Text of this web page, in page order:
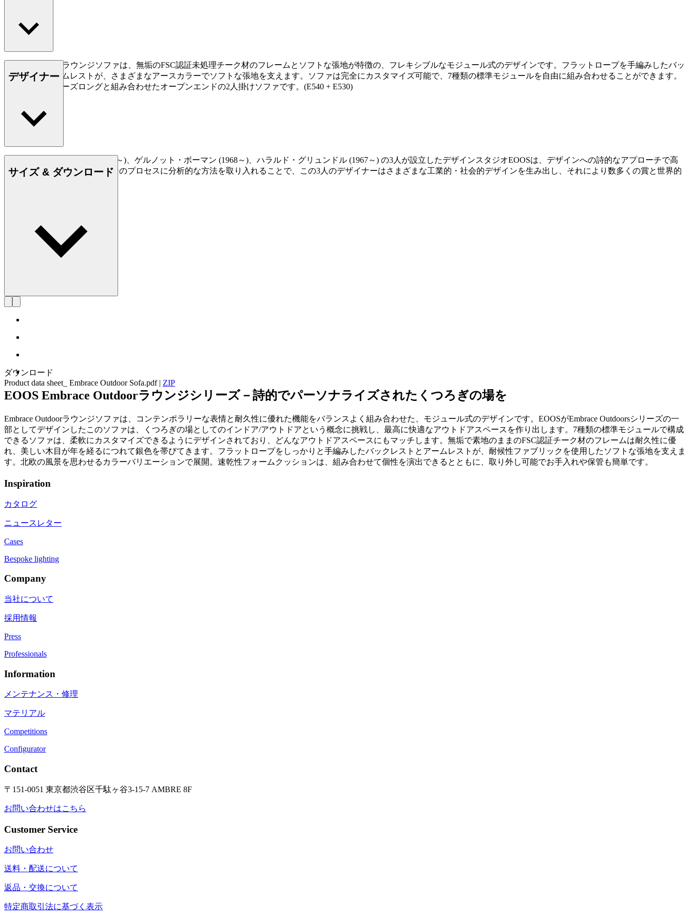
Embrace Outdoorラウンジソファは、無垢のFSC認証未処理チーク材のフレームとソフトな張地が特徴の、フレキシブルなモジュール式のデザインです。フラットロープを手編みしたバッ
クレストとアームレストが、さまざまなアースカラーでソフトな張地を支えます。ソファは完全にカスタマイズ可能で、7種類の標準モジュールを自由に組み合わせることができます。
こちらは、シェーズロングと組み合わせたオープンエンドの2人掛けソファです。(E540 + E530)
デザイナー
マーティン・ベルグマン (1963～)、ゲルノット・ボーマン (1968～)、ハラルド・グリュンドル (1967～) の3人が設立したデザインスタジオEOOSは、デザインへの詩的なアプローチで高
い評価を得ています。デザインのプロセスに分析的な方法を取り入れることで、この3人のデザイナーはさまざまな工業的・社会的デザインを生み出し、それにより数多くの賞と世界的
サイズ & ダウンロード
ダウンロード
Product data sheet_ Embrace Outdoor Sofa.pdf| ZIP
EOOS Embrace Outdoorラウンジシリーズ－詩的でパーソナライズされたくつろぎの場を
Embrace Outdoorラウンジソファは、コンテンポラリーな表情と耐久性に優れた機能をバランスよく組み合わせた、モジュール式のデザインです。EOOSがEmbrace Outdoorsシリーズの一
部としてデザインしたこのソファは、くつろぎの場としてのインドア/アウトドアという概念に挑戦し、最高に快適なアウトドアスペースを作り出します。7種類の標準モジュールで構成
できるソファは、柔軟にカスタマイズできるようにデザインされており、どんなアウトドアスペースにもマッチします。無垢で素地のままのFSC認証チーク材のフレームは耐久性に優
れ、美しい木目が年を経るにつれて銀色を帯びてきます。フラットロープをしっかりと手編みしたバックレストとアームレストが、耐候性ファブリックを使用したソフトな張地を支えま
す。北欧の風景を思わせるカラーバリエーションで展開。速乾性フォームクッションは、組み合わせて個性を演出できるとともに、取り外し可能でお手入れや保管も簡単です。
Inspiration
カタログ
ニュースレター
Cases
Bespoke lighting
Company
当社について
採用情報
Press
Professionals
Information
メンテナンス・修理
マテリアル
Competitions
Configurator
Contact
〒151-0051 東京都渋谷区千駄ヶ谷3-15-7 AMBRE 8F
お問い合わせはこちら
Customer Service
お問い合わせ
送料・配送について
返品・交換について
特定商取引法に基づく表示